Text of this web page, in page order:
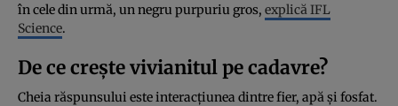
în cele din urmă, un negru purpuriu gros, explică IFL
Science.
De ce crește vivianitul pe cadavre?
Cheia răspunsului este interacțiunea dintre fier, apă și fosfat.